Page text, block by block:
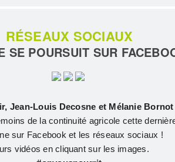
RÉSEAUX SOCIAUX
SE POURSUIT SUR
Jean-Louis Decosne et Mélanie
de la continuité agricole cette
sur Facebook et les réseaux sociaux !
vidéos en cliquant sur les images.